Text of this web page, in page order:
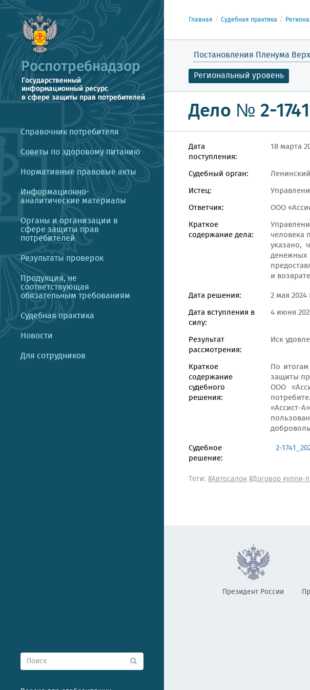
Справочник потребителя
Советы по здоровому питанию
Нормативные правовые акты
Информационно-
аналитические материалы
Органы и организации в
сфере защиты прав
потребителей
Результаты проверок
Продукция, не
соответствующая
обязательным требованиям
Судебная практика
Новости
Для сотрудников
Главная Судебная практика
Постановления Пленума
Региональный уровень
Дело № 2-
Дата
поступления:
18 марта
Судебный орган:
Истец:
Ответчик:
ООО
Краткое
содержание дела:
человека
указано,
и
Дата решения:
2 мая 2024
Дата вступления в
силу:
4 июня
Результат
рассмотрения:
Иск
Краткое
содержание
судебного
решения:
По
защиты
ООО
«Ассист-
Судебное
решение:
2-
Теги: #Автосалон#Договор купли-
Президент России